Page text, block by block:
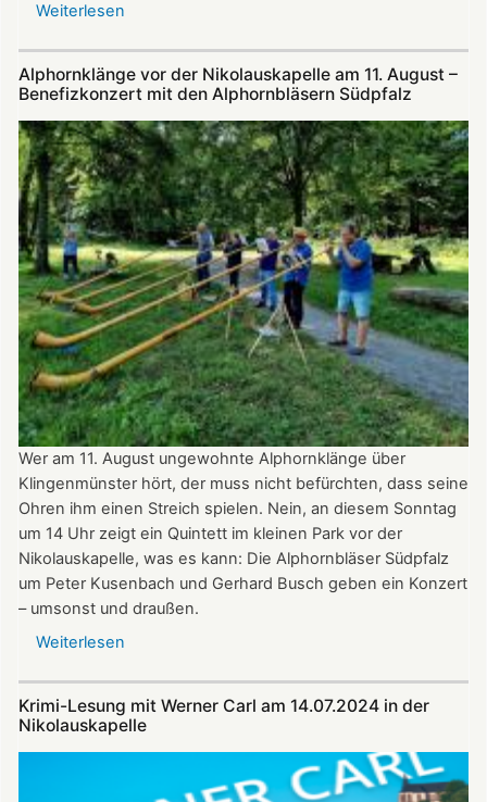
Weiterlesen
bei
Klingenmünster
ist
am
Tag
des
offenen
Denkmals
am
8.
September
2024
ganztägig
für
Besucher
geöffnet.
Alphornklänge vor der Nikolauskapelle am 11. August –
Benefizkonzert mit den Alphornbläsern Südpfalz
Wer am 11. August ungewohnte Alphornklänge über
Klingenmünster hört, der muss nicht befürchten, dass seine
Ohren ihm einen Streich spielen. Nein, an diesem Sonntag
um 14 Uhr zeigt ein Quintett im kleinen Park vor der
Nikolauskapelle, was es kann: Die Alphornbläser Südpfalz
um Peter Kusenbach und Gerhard Busch geben ein Konzert
– umsonst und draußen.
Weiterlesen
der
Krimi-Lesung mit Werner Carl am 14.07.2024 in der
Nikolauskapelle